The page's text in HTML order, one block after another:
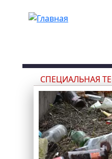
СПЕЦИАЛЬНАЯ